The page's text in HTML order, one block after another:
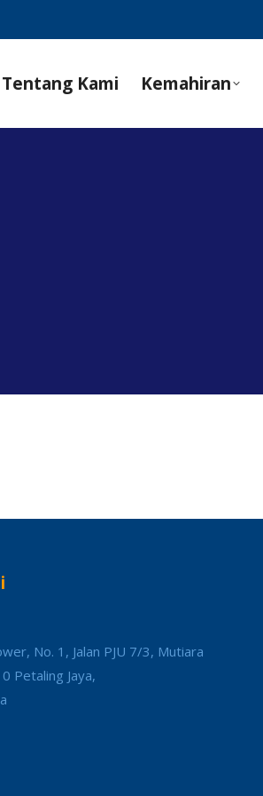
Tentang Kami Kemahiran
No. 1, Jalan PJU 7/3, Mutiara
Petaling Jaya,